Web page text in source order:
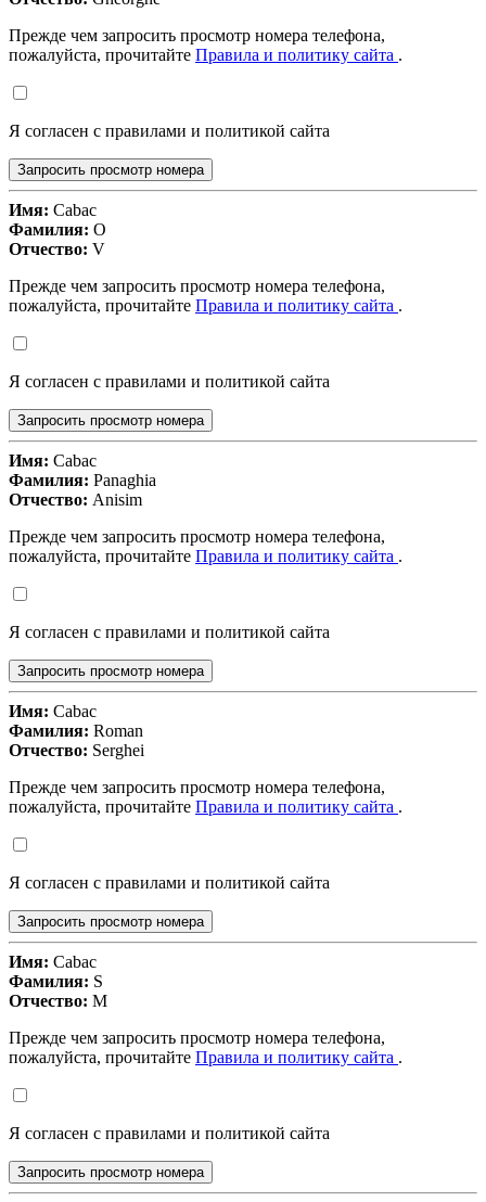
Прежде чем запросить просмотр номера телефона,
пожалуйста, прочитайте Правила и политику сайта .
Я согласен с правилами и политикой сайта
Запросить просмотр номера
Имя: Cabac
Фамилия: O
Отчество: V
Прежде чем запросить просмотр номера телефона,
пожалуйста, прочитайте Правила и политику сайта .
Я согласен с правилами и политикой сайта
Запросить просмотр номера
Имя: Cabac
Фамилия: Panaghia
Отчество: Anisim
Прежде чем запросить просмотр номера телефона,
пожалуйста, прочитайте Правила и политику сайта .
Я согласен с правилами и политикой сайта
Запросить просмотр номера
Имя: Cabac
Фамилия: Roman
Отчество: Serghei
Прежде чем запросить просмотр номера телефона,
пожалуйста, прочитайте Правила и политику сайта .
Я согласен с правилами и политикой сайта
Запросить просмотр номера
Имя: Cabac
Фамилия: S
Отчество: M
Прежде чем запросить просмотр номера телефона,
пожалуйста, прочитайте Правила и политику сайта .
Я согласен с правилами и политикой сайта
Запросить просмотр номера